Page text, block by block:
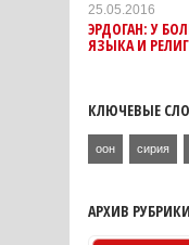
25.05.2016
ЭРДОГАН: У
ЯЗЫКА И
КЛЮЧЕВЫЕ
оон сирия
АРХИВ